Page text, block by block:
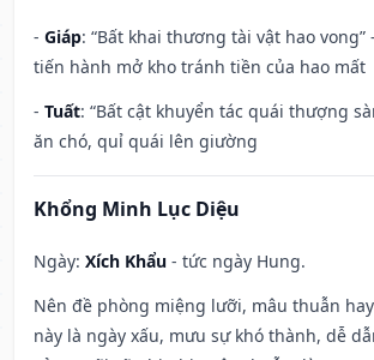
- Giáp: “Bất khai thương tài vật hao vong”
tiến hành mở kho tránh tiền của hao mất
- Tuất: “Bất cật khuyển tác quái thượng
ăn chó, quỉ quái lên giường
Khổng Minh Lục Diệu
Ngày: Xích Khẩu - tức ngày Hung.
Nên đề phòng miệng lưỡi, mâu thuẫn
này là ngày xấu, mưu sự khó thành, dễ